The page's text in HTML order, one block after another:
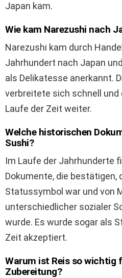
Japan kam.
Wie kam Narezushi nach
Narezushi kam durch
Jahrhundert nach Japan
als Delikatesse anerkannt.
verbreitete sich schnell
Laufe der Zeit weiter.
Welche historischen
Sushi?
Im Laufe der Jahrhunderte
Dokumente, die bestätigen,
Statussymbol war und von
unterschiedlicher sozialer
wurde. Es wurde sogar als
Zeit akzeptiert.
Warum ist Reis so wichtig
Zubereitung?